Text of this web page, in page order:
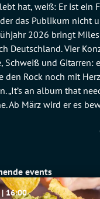
hat, weiß: Er ist ein
das Publikum nicht
2026 bringt
Deutschland. Vier
Schweiß und Gitarren:
den Rock noch mit
„It’s an album that
Ab März wird er es
events
| 16:00